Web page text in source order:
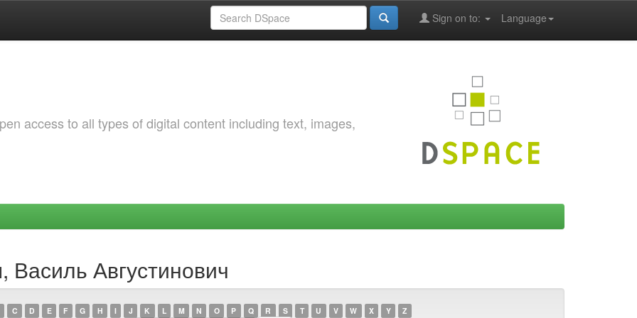
Language
Sign on to:
access to all types of digital content including text, images,
Василь Августинович
C D E F G H I J K L M N O P Q R S T U V W X Y Z